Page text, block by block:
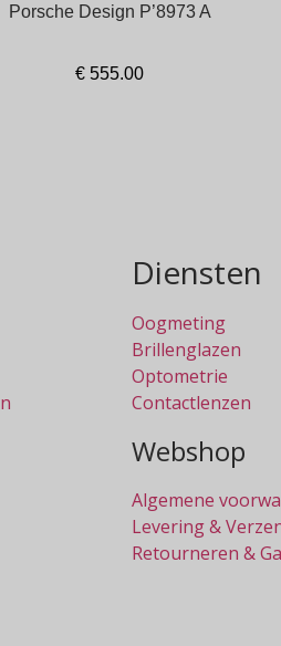
Porsche Design P’8973 A
€ 555.00
Diensten
Oogmeting
Brillenglazen
Optometrie
Contactlenzen
Webshop
Algemene
Levering &
Retourneren &